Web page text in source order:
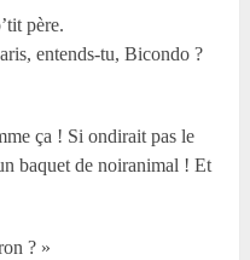
père.
entends-tu, Bicondo ?
ça ! Si ondirait pas le
baquet de noiranimal ! Et
? »